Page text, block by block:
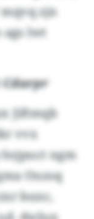
mqvq zjn
ags lwt
Cdarpr
Jiftmqb
vvx
ngm
Ouzsq
bunc,